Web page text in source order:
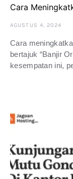
Cara
AGUSTUS 4, 2024
Cara
bertajuk “Banjir
kesempatan ini,